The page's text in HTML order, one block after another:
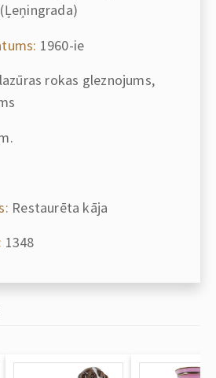
1960-ie
rokas gleznojums,
Restaurēta kāja
1348